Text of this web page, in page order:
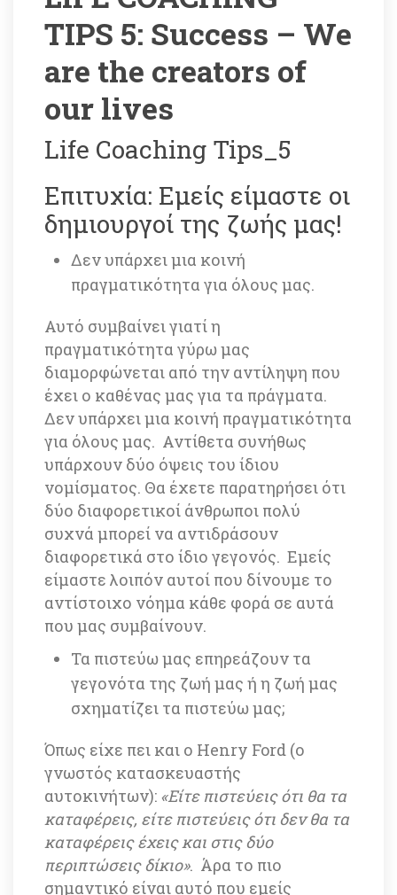
TIPS 5: Success – We
are the creators of
our live
Life Coaching Tips_5
Eπιτυχία: Εμείς είμαστε οι
δημιουργοί της ζωής μας!
Δεν υπάρχει μια κοινή
πραγματικότητα για όλους μας.
Αυτό συμβαίνει γιατί η
πραγματικότητα γύρω μας
διαμορφώνεται από την αντίληψη που
έχει ο καθένας μας για τα πράγματα.
Δεν υπάρχει μια κοινή πραγματικότητα
για όλους μας. Αντίθετα συνήθως
υπάρχουν δύο όψεις του ίδιου
νομίσματος. Θα έχετε παρατηρήσει ότι
δύο διαφορετικοί άνθρωποι πολύ
συχνά μπορεί να αντιδράσουν
διαφορετικά στο ίδιο γεγονός. Εμείς
είμαστε λοιπόν αυτοί που δίνουμε το
αντίστοιχο νόημα κάθε φορά σε αυτά
που μας συμβαίνουν.
Τα πιστεύω μας επηρεάζουν τα
γεγονότα της ζωή μας ή η ζωή μας
σχηματίζει τα πιστεύω μας;
Όπως είχε πει και ο Henry Ford (ο
γνωστός κατασκευαστής
αυτοκινήτων): «Είτε πιστεύεις ότι θα τα
καταφέρεις, είτε πιστεύεις ότι δεν θα τα
καταφέρεις έχεις και στις δύο
περιπτώσεις δίκιο». Άρα το πιο
σημαντικό είναι αυτό που εμείς